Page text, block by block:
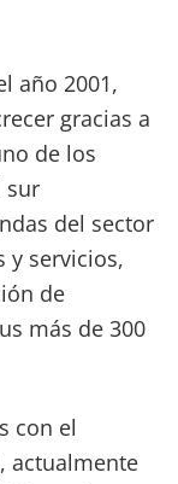
año 2001,
gracias a
de los
sur
del sector
y servicios,
de
más de 300
con el
, actualmente